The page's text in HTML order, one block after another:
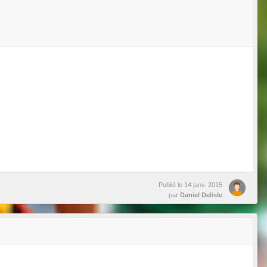
Publié le 14 janv. 2015
par Daniel Delisle